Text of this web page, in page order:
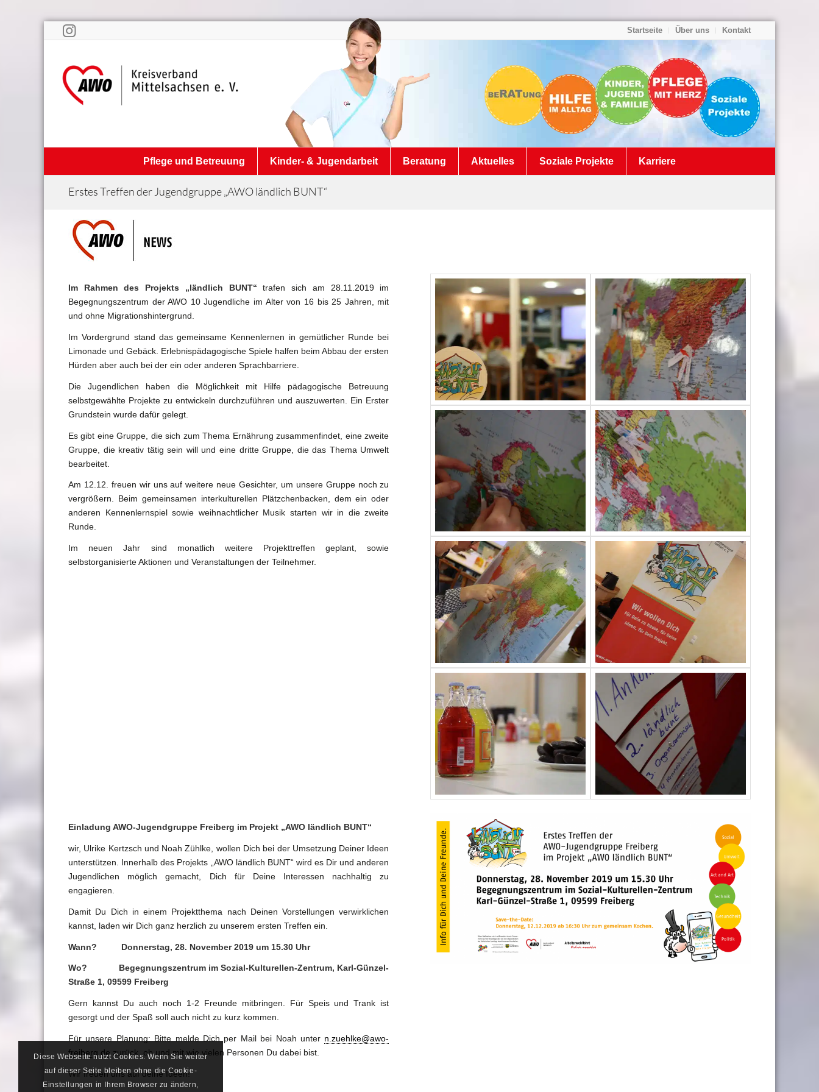
Startseite Über uns Kontakt
Pflege und Betreuung Kinder- & Jugendarbeit Beratung Aktuelles Soziale Projekte Karriere
Erstes Treffen der Jugendgruppe „AWO ländlich BUNT“
Im Rahmen des Projekts „ländlich BUNT“ trafen sich am 28.11.2019 im
Begegnungszentrum der AWO 10 Jugendliche im Alter von 16 bis 25 Jahren, mit
und ohne Migrationshintergrund.
Im Vordergrund stand das gemeinsame Kennenlernen in gemütlicher Runde bei
Limonade und Gebäck. Erlebnispädagogische Spiele halfen beim Abbau der ersten
Hürden aber auch bei der ein oder anderen Sprachbarriere.
Die Jugendlichen haben die Möglichkeit mit Hilfe pädagogische Betreuung
selbstgewählte Projekte zu entwickeln durchzuführen und auszuwerten. Ein Erster
Grundstein wurde dafür gelegt.
Es gibt eine Gruppe, die sich zum Thema Ernährung zusammenfindet, eine zweite
Gruppe, die kreativ tätig sein will und eine dritte Gruppe, die das Thema Umwelt
bearbeitet.
Am 12.12. freuen wir uns auf weitere neue Gesichter, um unsere Gruppe noch zu
vergrößern. Beim gemeinsamen interkulturellen Plätzchenbacken, dem ein oder
anderen Kennenlernspiel sowie weihnachtlicher Musik starten wir in die zweite
Runde.
Im neuen Jahr sind monatlich weitere Projekttreffen geplant, sowie
selbstorganisierte Aktionen und Veranstaltungen der Teilnehmer.
Einladung AWO-Jugendgruppe Freiberg im Projekt „AWO ländlich BUNT“
wir, Ulrike Kertzsch und Noah Zühlke, wollen Dich bei der Umsetzung Deiner Ideen
unterstützen. Innerhalb des Projekts „AWO ländlich BUNT“ wird es Dir und anderen
Jugendlichen möglich gemacht, Dich für Deine Interessen nachhaltig zu
engagieren.
Damit Du Dich in einem Projektthema nach Deinen Vorstellungen verwirklichen
kannst, laden wir Dich ganz herzlich zu unserem ersten Treffen ein.
Wann? Donnerstag, 28. November 2019 um 15.30 Uhr
Wo? Begegnungszentrum im Sozial-Kulturellen-Zentrum, Karl-Günzel-
Straße 1, 09599 Freiberg
Gern kannst Du auch noch 1-2 Freunde mitbringen. Für Speis und Trank ist
gesorgt und der Spaß soll auch nicht zu kurz kommen.
Für unsere Planung: Bitte melde Dich per Mail bei Noah unter n.zuehlke@awo-
freiberg.de zurück, ob und mit wie vielen Personen Du dabei bist.
Wir freuen uns auf deine Ideen!
Diese Webseite nutzt Cookies. Wenn Sie weiter
auf dieser Seite bleiben ohne die Cookie-
Einstellungen in Ihrem Browser zu ändern,